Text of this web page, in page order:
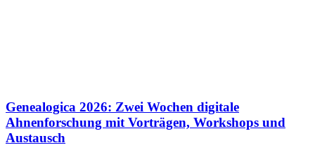
Genealogica 2026: Zwei Wochen digitale
Ahnenforschung mit Vorträgen, Workshops und
Austausch